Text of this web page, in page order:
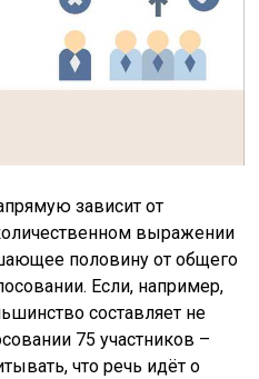
зависит от
выражении
половину от общего
Если, например,
составляет не
75 участников –
что речь идёт о